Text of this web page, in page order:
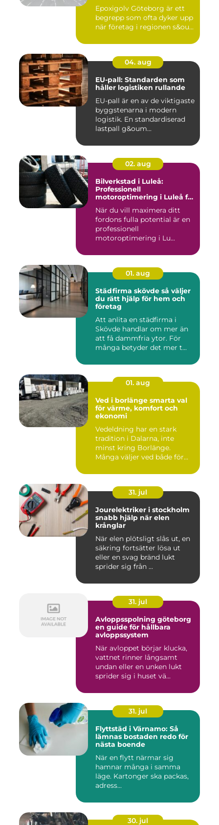
Epoxigolv Göteborg är ett
begrepp som ofta dyker upp
när företag i regionen s&ou...
04. aug
EU-pall: Standarden som
håller logistiken rullande
EU-pall är en av de viktigaste
byggstenarna i modern
logistik. En standardiserad
lastpall g&oum...
02. aug
Bilverkstad i Luleå:
Professionell
motoroptimering i Luleå för
När du vill maximera ditt
fordons fulla potential är en
professionell
motoroptimering i Lu...
01. aug
Städfirma skövde så väljer
du rätt hjälp för hem och
företag
Att anlita en städfirma i
Skövde handlar om mer än
att få dammfria ytor. För
många betyder det mer t...
01. aug
Ved i borlänge smarta val
för värme, komfort och
ekonomi
Vedeldning har en stark
tradition i Dalarna, inte
minst kring Borlänge.
Många väljer ved både för
31. jul
Jourelektriker i stockholm
snabb hjälp när elen
krånglar
När elen plötsligt slås ut, en
säkring fortsätter lösa ut
eller en svag bränd lukt
sprider sig från ...
31. jul
Avloppsspolning göteborg
en guide för hållbara
avloppssystem
När avloppet börjar klucka,
vattnet rinner långsamt
undan eller en unken lukt
sprider sig i huset vä...
31. jul
Flyttstäd i Värnamo: Så
lämnas bostaden redo för
nästa boende
När en flytt närmar sig
hamnar många i samma
läge. Kartonger ska packas,
adress...
30. jul